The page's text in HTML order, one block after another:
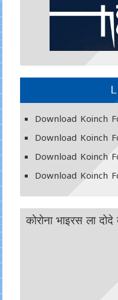
Download Koinch
Download Koinch
Download Koinch
Download Koinch
कोरोना भाइरस ला दोदे